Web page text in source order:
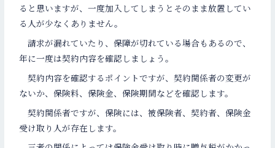
ると思いますが、一度加入してしまうとそのまま放置してい
る人が少なくありません。
請求が漏れていたり、保障が切れている場合もあるので、
年に一度は契約内容を確認しましょう。
契約内容を確認するポイントですが、契約関係者の変更が
ないか、保険料、保険金、保険期間などを確認します。
契約関係者ですが、保険には、被保険者、契約者、保険金
受け取り人が存在します。